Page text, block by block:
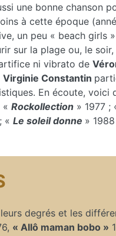
une bonne chanson
à cette époque
un peu « beach girls
sur la plage ou, le
ni vibrato de
Virginie Constantin
En écoute, voici
« Rockollection » 1977 ;
« Le soleil donne »
degrés et les
« Allô maman bobo »